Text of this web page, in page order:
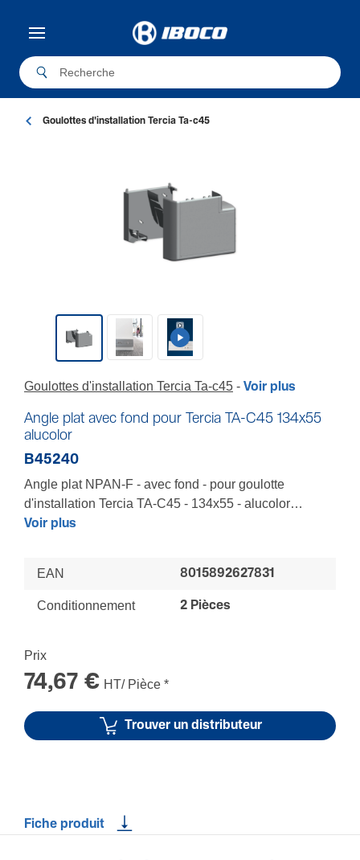
Goulottes d'installation Tercia Ta-c45
Goulottes d'installation Tercia Ta-c45 Voir plus
Angle plat avec fond pour Tercia TA-C45 134x55
alucolor
B45240
Angle plat NPAN-F - avec fond - pour goulotte
d'installation Tercia TA-C45 - 134x55 - alucolor
RAL9006
cheminement vertical en angle de mur - Tenue
renforcée - Recouvrement total des socles et
LES+ : Respect des rayons de courbure - Mise en
oeuvre facilitée - Finition soignée - Respect des
normes
Voir plus
EAN 8015892627831
Conditionnement 2 Pièces
Prix
74,67 € HT/ Pièce *
Trouver un distributeur
Fiche produit